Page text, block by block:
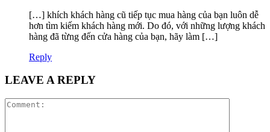
[…] khích khách hàng cũ tiếp tục mua hàng của bạn luôn dễ
hơn tìm kiếm khách hàng mới. Do đó, với những lượng khách
hàng đã từng đến cửa hàng của bạn, hãy làm […]
Reply
LEAVE A REPLY